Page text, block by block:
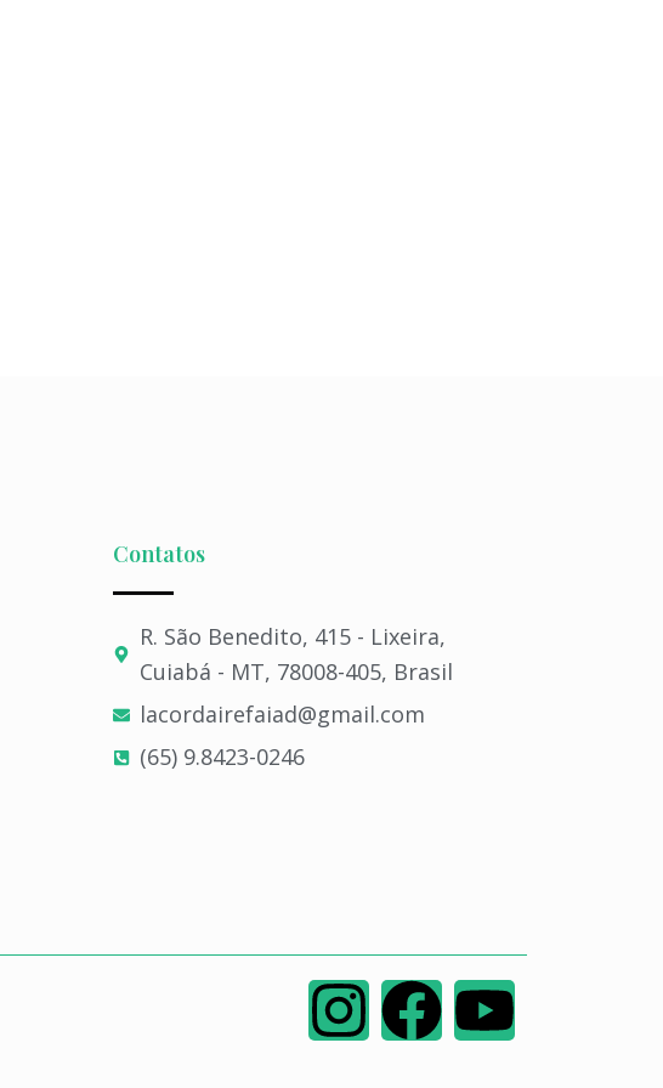
Contatos
R. São Benedito, 415 - Lixeira,
Cuiabá - MT, 78008-405, Brasil
lacordairefaiad@gmail.com​
(65) 9.8423-0246​
I
F Y